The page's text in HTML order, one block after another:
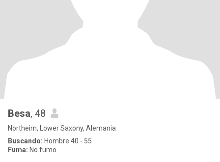
Besa, 48
Northeim, Lower Saxony, Alemania
Buscando: Hombre 40 - 55
Fuma: No fumo